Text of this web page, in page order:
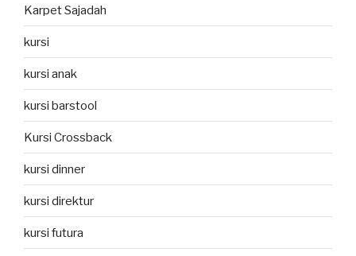
Karpet Sajadah
kursi
kursi anak
kursi barstool
Kursi Crossback
kursi dinner
kursi direktur
kursi futura